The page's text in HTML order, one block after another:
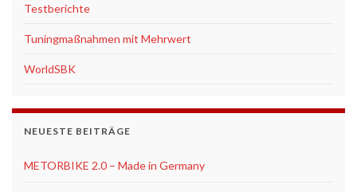
Testberichte
Tuningmaßnahmen mit Mehrwert
WorldSBK
NEUESTE BEITRÄGE
METORBIKE 2.0 – Made in Germany